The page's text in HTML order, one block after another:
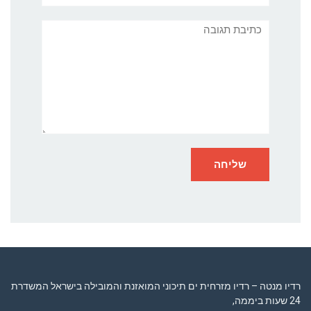
תגובה
רדיו מנטה – רדיו מזרחית ים תיכוני המואזנת והמובילה בישראל המשדרת
24 שעות ביממה,